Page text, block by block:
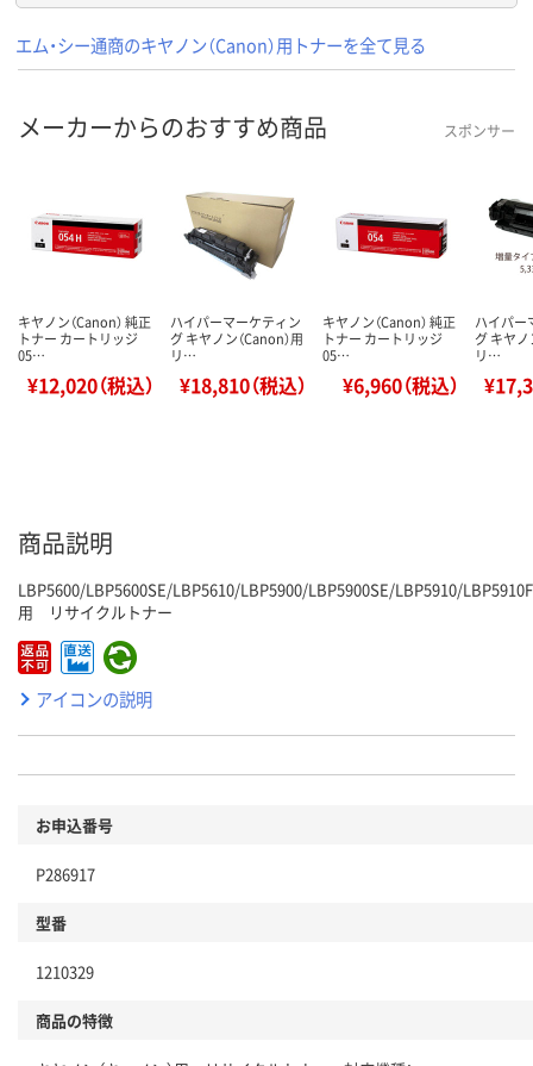
エム・シー通商のキヤノン（Canon）用トナーを全て見る
メーカーからのおすすめ商品 スポンサー
キヤノン（Canon） 純正
トナー カートリッジ
05…
¥12,020（税込）
ハイパーマーケティン
グ キヤノン（Canon）用
リ…
¥18,810（税込）
キヤノン（Canon） 純正
トナー カートリッジ
05…
¥6,960（税込）
ハイパー
グ キヤノ
リ…
商品説明
LBP5600/LBP5600SE/LBP5610/LBP5900/LBP5900SE/LBP5910/LBP5910F
用 リサイクルトナー
アイコンの説明
お申込番号
P286917
型番
1210329
商品の特徴